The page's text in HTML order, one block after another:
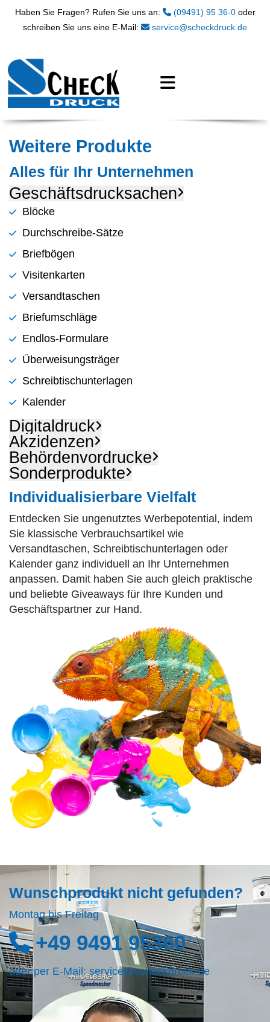
Haben Sie Fragen? Rufen Sie uns an: (09491) 95 36-0oder
schreiben Sie uns eine E-Mail:
service@scheckdruck.de
Weitere Produkte
Alles für Ihr Unternehmen
Geschäftsdrucksachen
Blöcke
Durchschreibe-Sätze
Briefbögen
Visitenkarten
Versandtaschen
Briefumschläge
Endlos-Formulare
Überweisungsträger
Schreibtischunterlagen
Kalender
Digitaldruck
Akzidenzen
Behördenvordrucke
Sonderprodukte
Individualisierbare Vielfalt
Entdecken Sie ungenutztes Werbepotential, indem
Sie klassische Verbrauchsartikel wie
Versandtaschen, Schreibtischunterlagen oder
Kalender ganz individuell an Ihr Unternehmen
anpassen. Damit haben Sie auch gleich praktische
und beliebte Giveaways für Ihre Kunden und
Geschäftspartner zur Hand.
Wunschprodukt nicht gefunden?
Montag bis Freitag
+49 9491 95360
oder per E-Mail:service@scheckdruck.de